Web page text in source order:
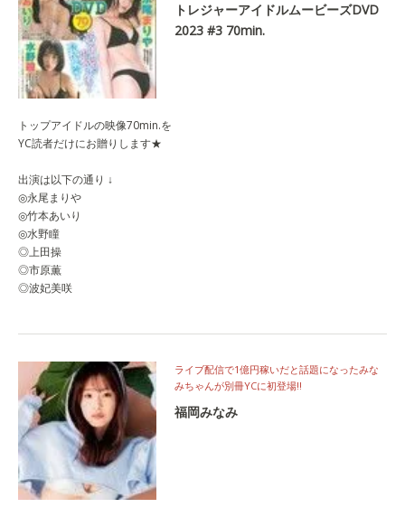
トレジャーアイドルムービーズDVD
2023 #3 70min.
トップアイドルの映像70min.を
YC読者だけにお贈りします★
出演は以下の通り ↓
◎永尾まりや
◎竹本あいり
◎水野瞳
◎上田操
◎市原薫
◎波妃美咲
ライブ配信で1億円稼いだと話題になったみな
みちゃんが別冊YCに初登場‼
福岡みなみ